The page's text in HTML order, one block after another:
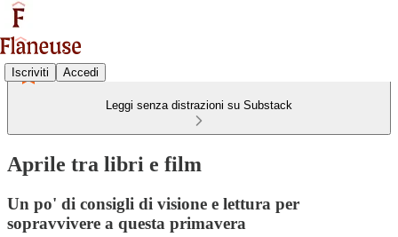
Iscriviti Accedi
Leggi senza distrazioni su Substack
Aprile tra libri e film
Un po' di consigli di visione e lettura per
sopravvivere a questa primavera